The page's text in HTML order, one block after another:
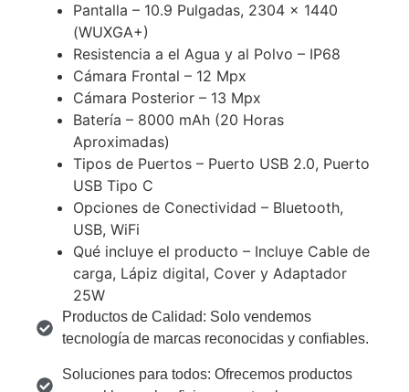
Pantalla – 10.9 Pulgadas, 2304 x 1440
(WUXGA+)
Resistencia a el Agua y al Polvo – IP68
Cámara Frontal – 12 Mpx
Cámara Posterior – 13 Mpx
Batería – 8000 mAh (20 Horas
Aproximadas)
Tipos de Puertos – Puerto USB 2.0, Puerto
USB Tipo C
Opciones de Conectividad – Bluetooth,
USB, WiFi
Qué incluye el producto – Incluye Cable de
carga, Lápiz digital, Cover y Adaptador
25W
Productos de Calidad: Solo vendemos
tecnología de marcas reconocidas y confiables.
Soluciones para todos: Ofrecemos productos